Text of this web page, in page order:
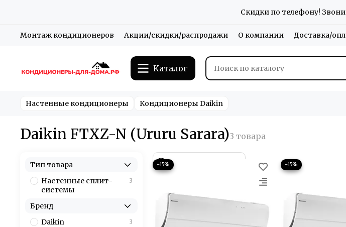
Скидки по телефону!
Монтаж кондиционеров Акции/скидки/распродажи О компании Доставка/
Каталог
Настенные кондиционеры Кондиционеры Daikin
Daikin FTXZ-N (Ururu Sarara)
−15% −15%
Тип товара
Настенные сплит-
системы
3
Бренд
Daikin
3